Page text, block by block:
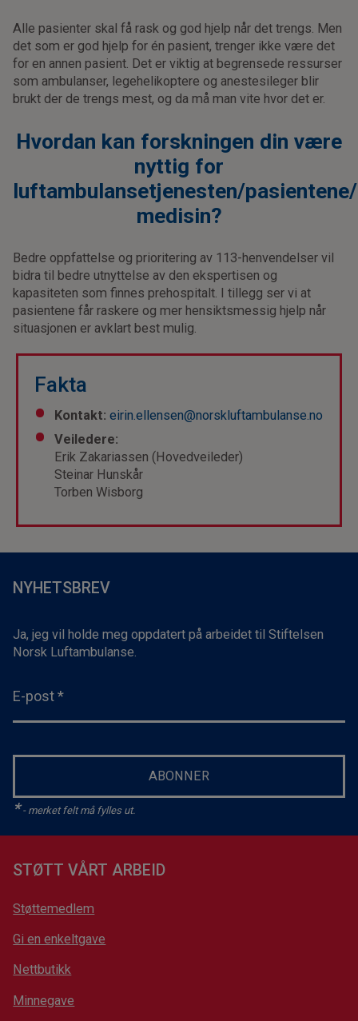
Alle pasienter skal få rask og god hjelp når det trengs. Men
det som er god hjelp for én pasient, trenger ikke være det
for en annen pasient. Det er viktig at begrensede ressurser
som ambulanser, legehelikoptere og anestesileger blir
brukt der de trengs mest, og da må man vite hvor det er.
Hvordan kan forskningen din være
nyttig for
luftambulansetjenesten/
medisin?
Bedre oppfattelse og prioritering av 113-henvendelser vil
bidra til bedre utnyttelse av den ekspertisen og
kapasiteten som finnes prehospitalt. I tillegg ser vi at
pasientene får raskere og mer hensiktsmessig hjelp når
situasjonen er avklart best mulig.
Fakta
Kontakt: eirin.ellensen@norskluftambulanse.no
Veiledere:
Erik Zakariassen (Hovedveileder)
Steinar Hunskår
Torben Wisborg
NYHETSBREV
Ja, jeg vil holde meg oppdatert på arbeidet til Stiftelsen
Norsk Luftambulanse.
E-post *
ABONNER
*- merket felt må fylles ut.
STØTT VÅRT ARBEID
Støttemedlem
Gi en enkeltgave
Nettbutikk
Minnegave